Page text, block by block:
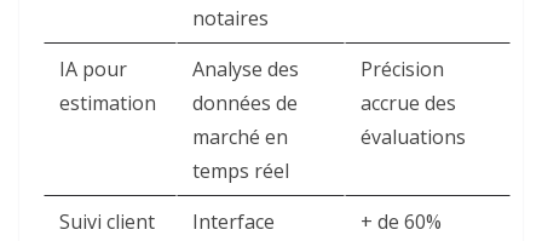
notaires
IA pour
estimation
Analyse des
données de
marché en
temps réel
Précision
accrue des
évaluations
Suivi client
Interface
+ de 60%